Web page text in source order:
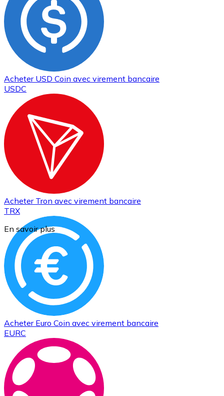
Acheter USD Coin avec virement bancaire
USDC
Acheter Tron avec virement bancaire
TRX
Acheter Euro Coin avec virement bancaire
EURC
En savoir plus